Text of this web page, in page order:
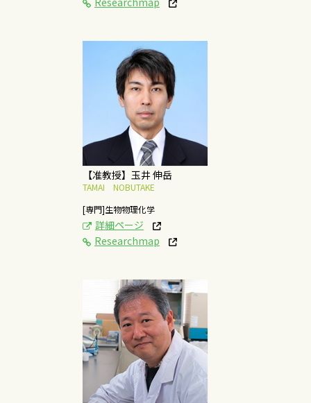
[研究テーマ]
脂質膜の構造特性に関
する物理化学的研究
概要はこちら
【准教授】玉井 伸岳
TAMAI NOBUTAKE
[専門]生物物理化学
詳細ページ
Researchmap
[研究テーマ]
微生物の病原性発現機
構の解析
概要はこちら